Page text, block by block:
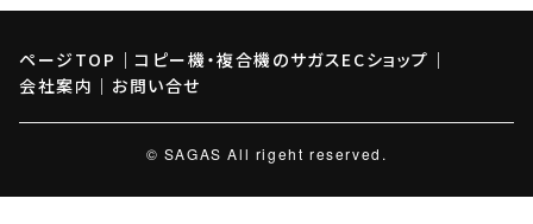
ページTOP ｜コピー機・複合機のサガスECショップ ｜
会社案内 ｜ お問い合せ
© SAGAS All rigeht reserved.